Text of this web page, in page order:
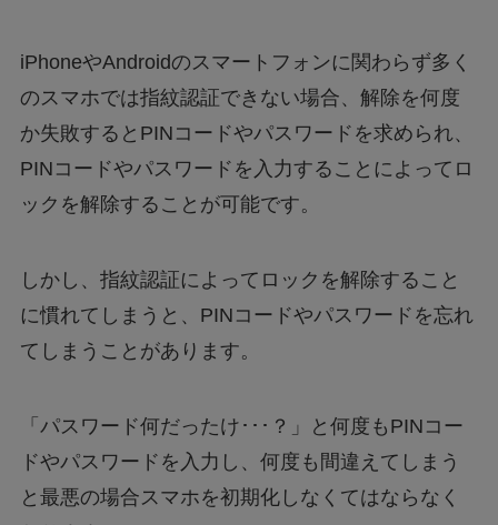
iPhoneやAndroidのスマートフォンに関わらず多く
のスマホでは指紋認証できない場合、解除を何度
か失敗するとPINコードやパスワードを求められ、
PINコードやパスワードを入力することによってロ
ックを解除することが可能です。
しかし、指紋認証によってロックを解除すること
に慣れてしまうと、PINコードやパスワードを忘れ
てしまうことがあります。
「パスワード何だったけ･･･？」と何度もPINコー
ドやパスワードを入力し、何度も間違えてしまう
と最悪の場合スマホを初期化しなくてはならなく